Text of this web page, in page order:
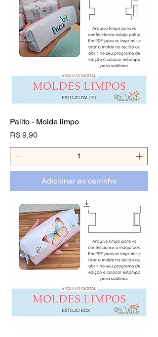
Palito - Molde limpo
Preço
R$ 9,90
Adicionar ao carrinho